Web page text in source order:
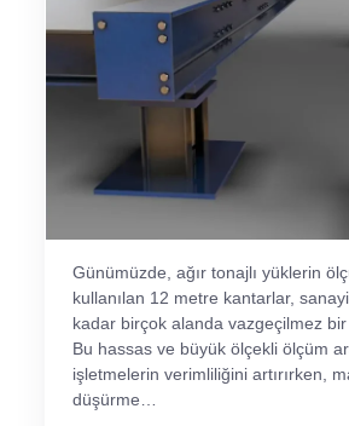
Günümüzde, ağır tonajlı yüklerin
kullanılan 12 metre kantarlar,
kadar birçok alanda vazgeçilmez bir
Bu hassas ve büyük ölçekli ölçüm
işletmelerin verimliliğini artırırken,
düşürme…